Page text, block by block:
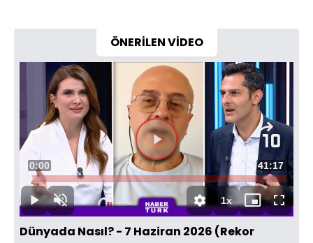
ÖNERİLEN VİDEO
Videoyu
Oynat
OynatSesi
Aç
Süre
0:00 Toplam
Süre
41:17
Yüklendi:
0.09%
1xOynatma
Hızı
Mini
oynatıcı
Tam
Ekran
Dünyada Nasıl? - 7 Haziran 2026 (Rekor